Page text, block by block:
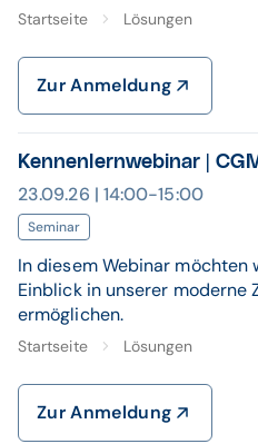
Startseite Lösungen
Zur Anmeldung
Kennenlernwebinar |
23.09.26 | 14:00-15:00
Seminar
In diesem Webinar möchten
Einblick in unserer moderne
ermöglichen.
Startseite Lösungen
Zur Anmeldung